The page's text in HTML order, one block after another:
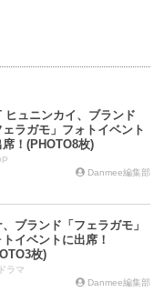
ヒュニンカイ、ブランド
ェラガモ」フォトイベント
席！(PHOTO8枚)
Danmee編集部
ブランド「フェラガモ」
トイベントに出席！
枚)
ラマ
Danmee編集部